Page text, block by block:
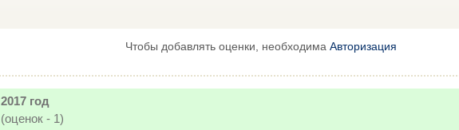
Чтобы добавлять оценки, необходима Авторизация
2017 год
(оценок - 1)